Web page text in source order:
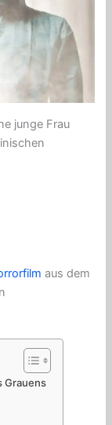
junge Frau
aus dem
Grauens